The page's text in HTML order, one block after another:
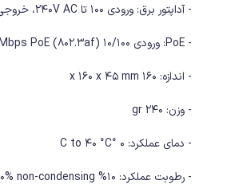
- آداپتور برق: ورودی 100 تا 240V AC، خروجی 12V DC 1A
- PoE: ورودی 10/100 Mbps PoE (802.3af)
- اندازه: 160 x 160 x 45 mm
- وزن: 240 gr
- دمای عملکرد: 0 °C to 40 °C
- رطوبت عملکرد: 10% to 90% non-condensing